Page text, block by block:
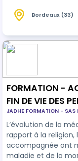
Une fois formés,
équipes hôtelières
établissements.
j…
Bordeaux (33)
FORMATION -
FIN DE VIE DES
JADHE FORMATION - SAS
L’évolution de la
rapport à la
accompagnée ont
maladie et de la